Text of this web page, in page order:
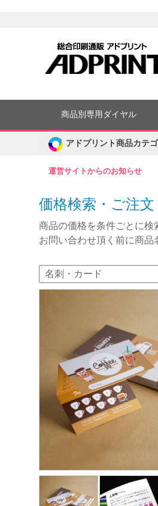
運営サイトからのお知らせ
商品別専用ダイヤル
アドプリント商品カテ
価格検索・ご注文
商品の価格を条件ごとに検
お問い合わせ頂く前に商品